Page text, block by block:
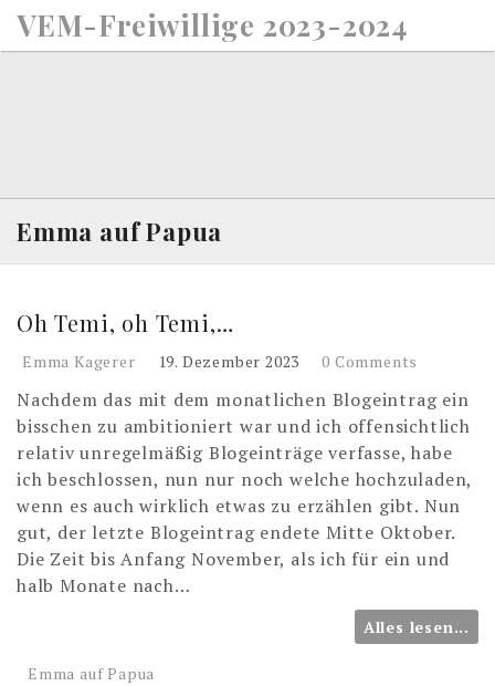
o
VEM-Freiwillige 2023-2024
Emma auf Papua
Oh Temi, oh Temi,…
Emma Kagerer 19. Dezember 2023 0 Comments
Nachdem das mit dem monatlichen Blogeintrag ein
bisschen zu ambitioniert war und ich offensichtlich
relativ unregelmäßig Blogeinträge verfasse, habe
ich beschlossen, nun nur noch welche hochzuladen,
wenn es auch wirklich etwas zu erzählen gibt. Nun
gut, der letzte Blogeintrag endete Mitte Oktober.
Die Zeit bis Anfang November, als ich für ein und
halb Monate nach…
Alles lesen...
Emma auf Papua